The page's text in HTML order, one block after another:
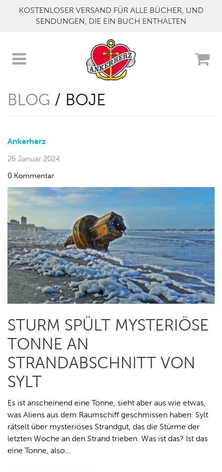
KOSTENLOSER VERSAND FÜR ALLE BÜCHER, UND
SENDUNGEN, DIE EIN BUCH ENTHALTEN
BLOG / BOJE
Ankerherz
26 Januar 2024
0 Kommentar
STURM SPÜLT MYSTERIÖSE
TONNE AN
STRANDABSCHNITT VON
SYLT
Es ist anscheinend eine Tonne, sieht aber aus wie etwas,
was Aliens aus dem Raumschiff geschmissen haben. Sylt
rätselt über mysteriöses Strandgut, das die Stürme der
letzten Woche an den Strand trieben. Was ist das? Ist das
eine Tonne, also…